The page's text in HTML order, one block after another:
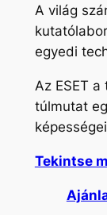
A világ
egyedi
Az ESET
túlmutat
Tekintse